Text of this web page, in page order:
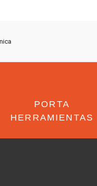
PORTA
HERRAMIENTAS